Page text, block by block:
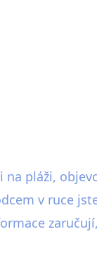
na pláži,
v ruce